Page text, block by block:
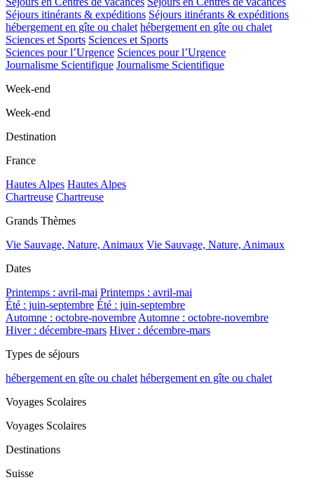
Séjours itinérants & expéditions Séjours itinérants & expéditions
hébergement en gîte ou chalet hébergement en gîte ou chalet
Sciences et Sports Sciences et Sports
Sciences pour l’Urgence Sciences pour l’Urgence
Journalisme Scientifique Journalisme Scientifique
Week-end
Week-end
Destination
France
Hautes Alpes Hautes Alpes
Chartreuse Chartreuse
Grands Thèmes
Vie Sauvage, Nature, Animaux Vie Sauvage, Nature, Animaux
Dates
Printemps : avril-mai Printemps : avril-mai
Été : juin-septembre Été : juin-septembre
Automne : octobre-novembre Automne : octobre-novembre
Hiver : décembre-mars Hiver : décembre-mars
Types de séjours
hébergement en gîte ou chalet hébergement en gîte ou chalet
Voyages Scolaires
Voyages Scolaires
Destinations
Suisse